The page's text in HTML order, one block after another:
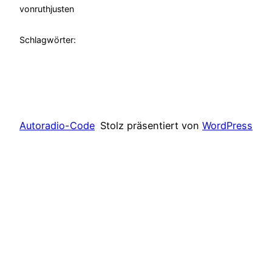
vonruthjusten
Schlagwörter:
Autoradio-Code Stolz präsentiert von WordPress